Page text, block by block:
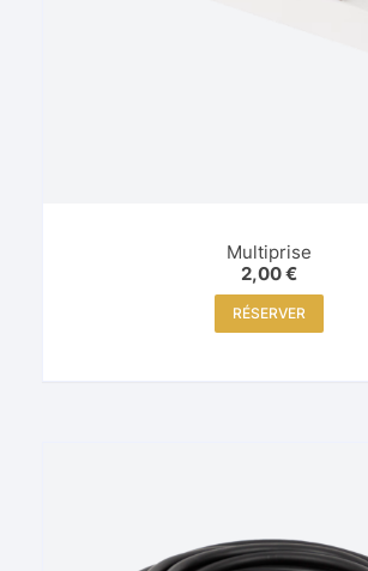
Multiprise
2,00€
RÉSERVER